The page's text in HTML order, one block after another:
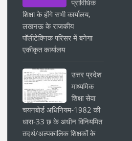
प्राविधिक
शिक्षा के होंगे सभी कार्यालय,
लखनऊ के राजकीय
पॉलीटेक्निक परिसर में बनेगा
एकीकृत कार्यालय
उत्तर प्रदेश
माध्यमिक
शिक्षा सेवा
चयनबोर्ड अधिनियम-1982 की
धारा-33 छ के अधीन विनियमित
तदर्थ/अल्पकालिक शिक्षकों के